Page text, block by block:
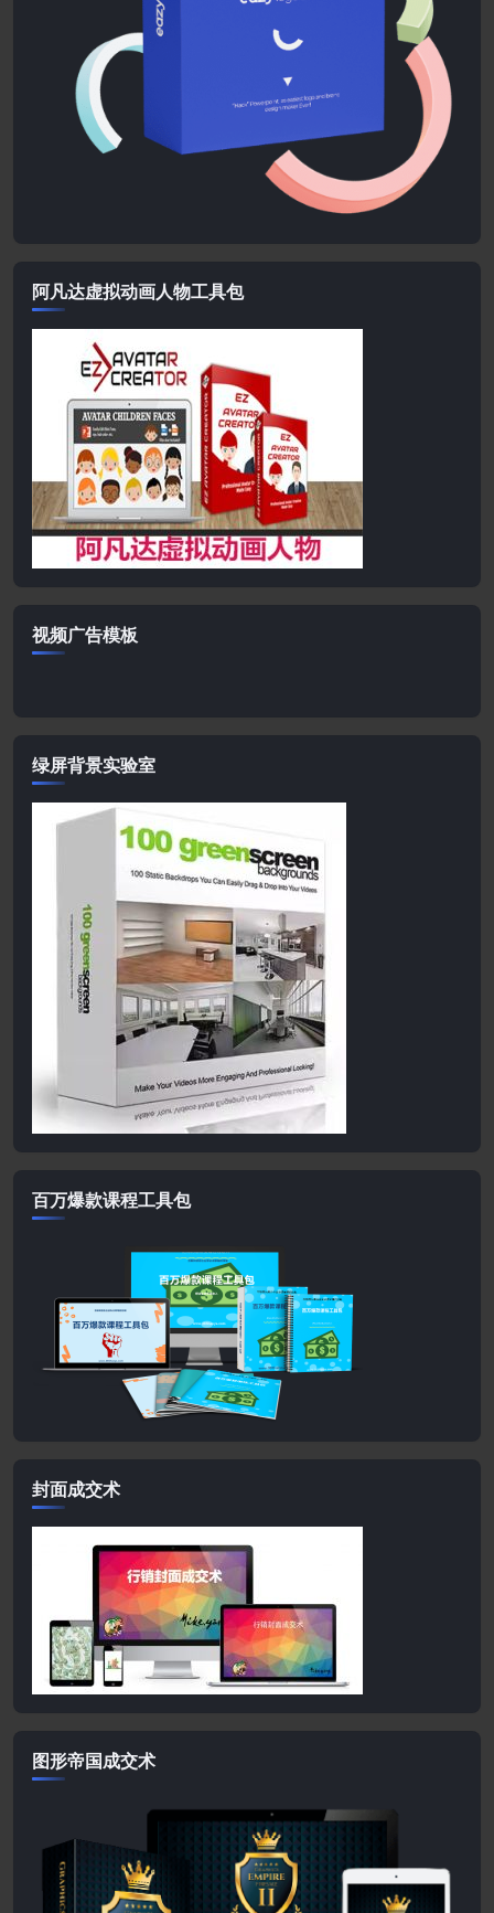
阿凡达虚拟动画人物工具包
视频广告模板
绿屏背景实验室
百万爆款课程工具包
封面成交术
图形帝国成交术